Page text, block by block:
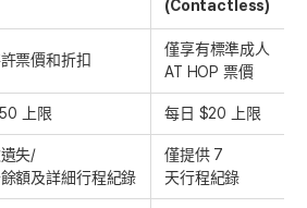
(Contactless)
票價和折扣
僅享有標準成人
AT HOP 票價
上限 每日 $20 上限
失/
額及詳細行程紀錄
僅提供 7
天行程紀錄